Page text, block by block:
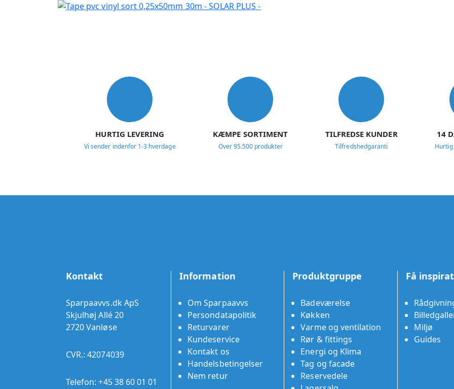
HURTIG LEVERING
Vi sender indenfor 1-3 hverdage
KÆMPE SORTIMENT
Over 95.500 produkter
TILFREDSE KUNDER
Tilfredshedgaranti
14
Kontakt
Sparpaavvs.dk ApS
Skjulhøj Allé 20
2720 Vanløse
CVR.: 42074039
Telefon:+45 38 60 01 01
Information
Om Sparpaavvs
Persondatapolitik
Returvarer
Kundeservice
Kontakt os
Handelsbetingelser
Nem retur
Produktgruppe
Badeværelse
Køkken
Varme og ventilation
Rør & fittings
Energi og Klima
Tag og facade
Reservedele
Få
Miljø
Guides